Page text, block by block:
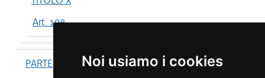
Noi usiamo i cookies
Art. 198
PARTE IV